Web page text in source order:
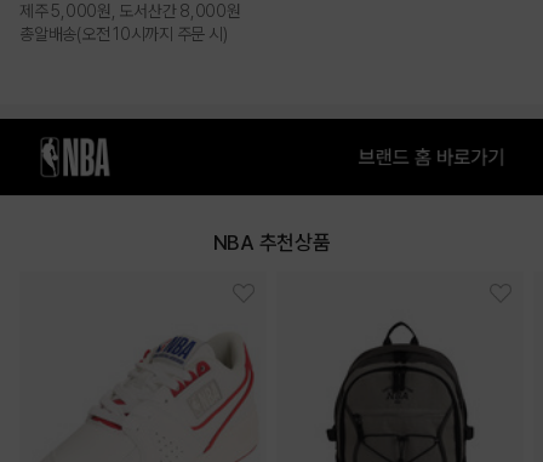
RED
제주 5,000원, 도서산간 8,000원
총알배송(오전 10시까지 주문 시)
NBA 추천상품